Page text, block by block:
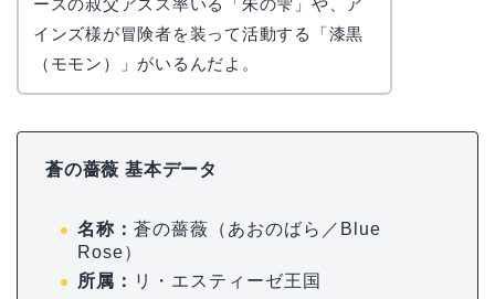
インズ様が冒険者を装って活動する「漆黒
（モモン）」がいるんだよ。
蒼の薔薇 基本データ
名称： 蒼の薔薇（あおのばら／Blue
Rose）
所属： リ・エスティーゼ王国